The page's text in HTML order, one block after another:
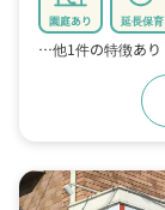
園庭あり 延長保育
…他1件の特徴あり